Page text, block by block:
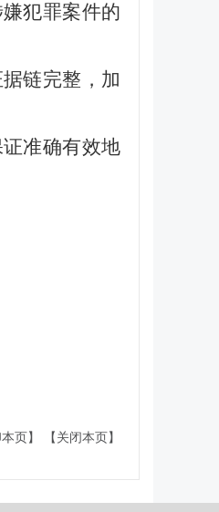
犯罪案件的
链完整，加
准确有效地
页】 【关闭本页】